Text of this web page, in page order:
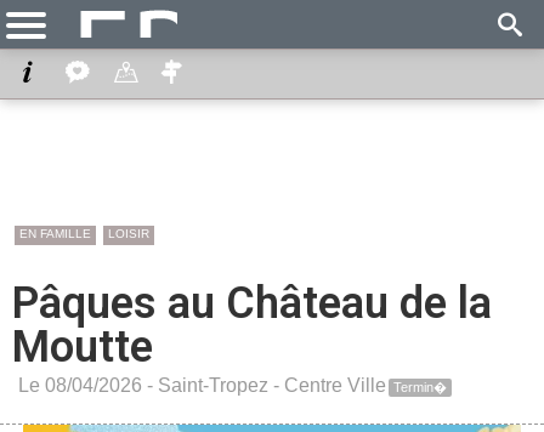
EN FAMILLE LOISIR
Pâques au Château de la
Moutte
Le 08/04/2026 - Saint-Tropez - Centre Ville Termin�